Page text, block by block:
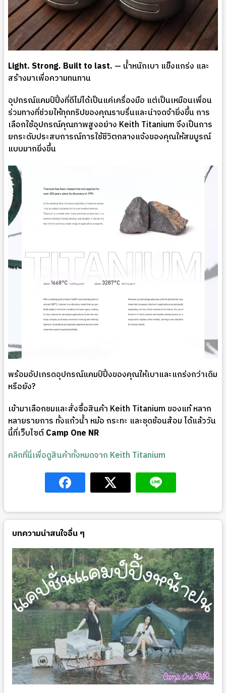
Light. Strong. Built to last. — น้ำหนักเบา แข็งแกร่ง และ
สร้างมาเพื่อความทนทาน
อุปกรณ์แคมป์ปิ้งที่ดีไม่ได้เป็นแค่เครื่องมือ แต่เป็นเหมือนเพื่อน
ร่วมทางที่ช่วยให้ทุกทริปของคุณราบรื่นและน่าจดจำยิ่งขึ้น การ
เลือกใช้อุปกรณ์คุณภาพสูงอย่าง Keith Titanium จึงเป็นการ
ยกระดับประสบการณ์การใช้ชีวิตกลางแจ้งของคุณให้สมบูรณ์
แบบมากยิ่งขึ้น
พร้อมอัปเกรดอุปกรณ์แคมป์ปิ้งของคุณให้เบาและแกร่งกว่าเดิม
หรือยัง?
เข้ามาเลือกชมและสั่งซื้อสินค้า Keith Titanium ของแท้ หลาก
หลายรายการ ทั้งแก้วน้ำ หม้อ กระทะ และชุดช้อนส้อม ได้แล้ววัน
นี้ที่เว็บไซต์Camp One NR
คลิกที่นี่เพื่อดูสินค้าทั้งหมดจาก Keith Titanium
บทความน่าสนใจอื่น ๆ